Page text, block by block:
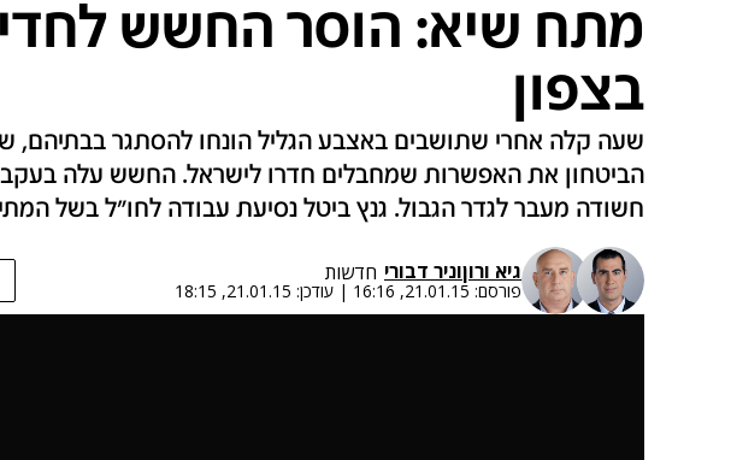
מתח שיא: הוסר החשש
בצפון
שעה קלה אחרי שתושבים באצבע הגליל הונחו להסתגר בבתיהם,
הביטחון את האפשרות שמחבלים חדרו לישראל. החשש עלה
חשודה מעבר לגדר הגבול. גנץ ביטל נסיעת עבודה לחו"ל בשל
גיא ורוןוניר דבורי חדשות
פורסם: 21.01.15, 16:16
| עודכן: 21.01.15, 18:15